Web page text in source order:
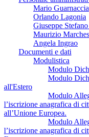
Mario Guarnaccia
Orlando Lagonia
Giuseppe
Maurizio
Angela Ingrao
Documenti e dati
Modulistica
Modulo
Modulo
all'Estero
Modulo
l’iscrizione anagrafica di
all’Unione Europea.
Modulo
l’iscrizione anagrafica di